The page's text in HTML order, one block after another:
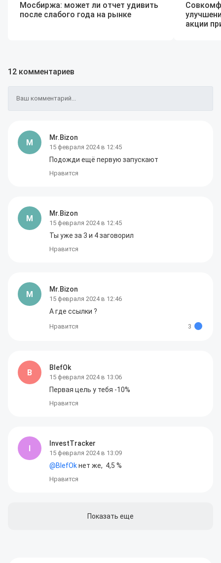
Мосбиржа: может ли отчет удивить
после слабого года на рынке
акции
12 комментариев
Ваш комментарий...
M
Mr.Bizon
15 февраля 2024 в 12:45
Подожди ещё первую запускают
Нравится
M
Mr.Bizon
15 февраля 2024 в 12:45
Ты уже за 3 и 4 заговорил
Нравится
M
Mr.Bizon
15 февраля 2024 в 12:46
А где ссылки ?
Нравится 3
B
BlefOk
15 февраля 2024 в 13:06
Первая цель у тебя -10%
Нравится
I
InvestTracker
15 февраля 2024 в 13:09
@BlefOk нет же,  4,5 %
Нравится
Показать еще